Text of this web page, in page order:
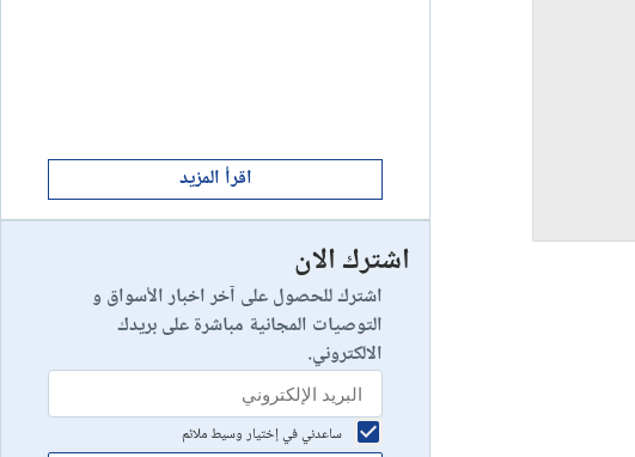
إستعراض شركة
10
اقرأ المزيد
اشترك الان
اشترك للحصول على آخر اخبار الأسواق و
التوصيات المجانية مباشرة على بريدك
الالكتروني.
ساعدني في إختيار وسيط ملائم